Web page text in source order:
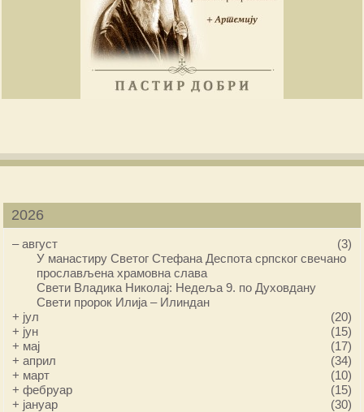
2026
–август
(3)
У манастиру Светог Стефана Деспота српског свечано
прослављена храмовна слава
Свети Владика Николај: Недеља 9. по Духовдану
Свети пророк Илија – Илиндан
+ јул
(20)
+ јун
(15)
+ мај
(17)
+април
(34)
+ март
(10)
+фебруар
(15)
+ јануар (30)